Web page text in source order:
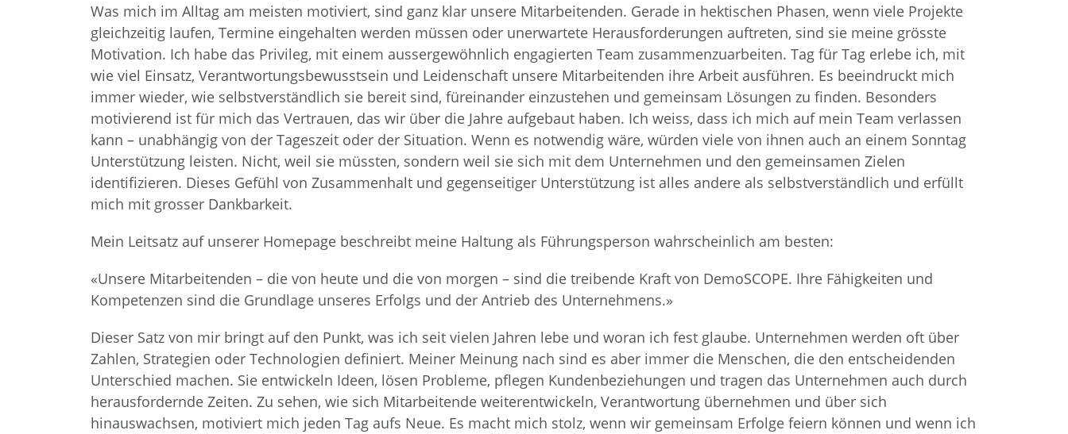
Was mich im Alltag am meisten motiviert, sind ganz klar unsere Mitarbeitenden. Gerade in hektischen Phasen, wenn viele Projekte
gleichzeitig laufen, Termine eingehalten werden müssen oder unerwartete Herausforderungen auftreten, sind sie meine grösste
Motivation. Ich habe das Privileg, mit einem aussergewöhnlich engagierten Team zusammenzuarbeiten. Tag für Tag erlebe ich, mit
wie viel Einsatz, Verantwortungsbewusstsein und Leidenschaft unsere Mitarbeitenden ihre Arbeit ausführen. Es beeindruckt mich
immer wieder, wie selbstverständlich sie bereit sind, füreinander einzustehen und gemeinsam Lösungen zu finden. Besonders
motivierend ist für mich das Vertrauen, das wir über die Jahre aufgebaut haben. Ich weiss, dass ich mich auf mein Team verlassen
kann – unabhängig von der Tageszeit oder der Situation. Wenn es notwendig wäre, würden viele von ihnen auch an einem Sonntag
Unterstützung leisten. Nicht, weil sie müssten, sondern weil sie sich mit dem Unternehmen und den gemeinsamen Zielen
identifizieren. Dieses Gefühl von Zusammenhalt und gegenseitiger Unterstützung ist alles andere als selbstverständlich und erfüllt
mich mit grosser Dankbarkeit.
Mein Leitsatz auf unserer Homepage beschreibt meine Haltung als Führungsperson wahrscheinlich am besten:
«Unsere Mitarbeitenden – die von heute und die von morgen – sind die treibende Kraft von DemoSCOPE. Ihre Fähigkeiten und
Kompetenzen sind die Grundlage unseres Erfolgs und der Antrieb des Unternehmens.»
Dieser Satz von mir bringt auf den Punkt, was ich seit vielen Jahren lebe und woran ich fest glaube. Unternehmen werden oft über
Zahlen, Strategien oder Technologien definiert. Meiner Meinung nach sind es aber immer die Menschen, die den entscheidenden
Unterschied machen. Sie entwickeln Ideen, lösen Probleme, pflegen Kundenbeziehungen und tragen das Unternehmen auch durch
herausfordernde Zeiten. Zu sehen, wie sich Mitarbeitende weiterentwickeln, Verantwortung übernehmen und über sich
hinauswachsen, motiviert mich jeden Tag aufs Neue. Es macht mich stolz, wenn wir gemeinsam Erfolge feiern können und wenn ich